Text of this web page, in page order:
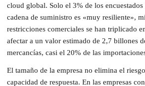
cloud global. Solo el 3% de los encuestados
cadena de suministro es «muy resiliente»,
restricciones comerciales se han triplicado
afectar a un valor estimado de 2,7 billones
mercancías, casi el 20% de las
El tamaño de la empresa no elimina el
capacidad de respuesta. En las empresas